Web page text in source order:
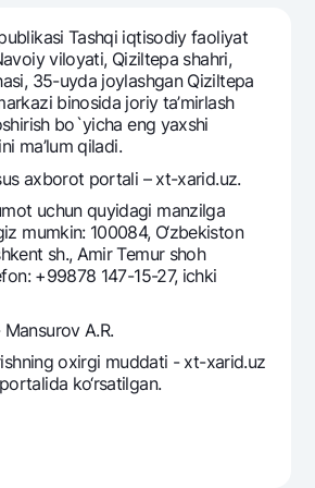
uchun
USD
savollar
Tashqi iqtisodiy faoliyat
viloyati, Qiziltеpa shahri,
35-uyda joylashgan Qiziltеpa
binosida joriy ta’mirlash
bo`yicha eng yaxshi
ma’lum qiladi.
axborot portali – xt-xarid.uz.
uchun quyidagi manzilga
mumkin: 100084, O‘zbekiston
sh., Amir Temur shoh
+99878 147-15-27, ichki
A.R.
oxirgi muddati - xt-xarid.uz
ko‘rsatilgan.